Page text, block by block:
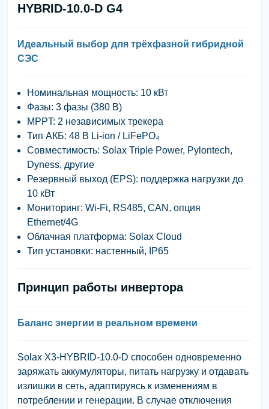
HYBRID-10.0-D G4
Идеальный выбор для трёхфазной гибридной
СЭС
Номинальная мощность: 10 кВт
Фазы: 3 фазы (380 В)
MPPT: 2 независимых трекера
Тип АКБ: 48 В Li-ion / LiFePO₄
Совместимость: Solax Triple Power, Pylontech,
Dyness, другие
Резервный выход (EPS): поддержка нагрузки до
10 кВт
Мониторинг: Wi-Fi, RS485, CAN, опция
Ethernet/4G
Облачная платформа: Solax Cloud
Тип установки: настенный, IP65
Принцип работы инвертора
Баланс энергии в реальном времени
Solax X3-HYBRID-10.0-D способен одновременно
заряжать аккумуляторы, питать нагрузку и отдавать
излишки в сеть, адаптируясь к изменениям в
потреблении и генерации. В случае отключения